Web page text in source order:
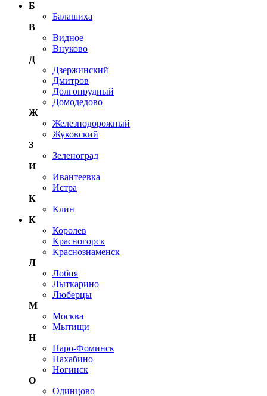
Б
Балашиха
В
Видное
Внуково
Д
Дзержинский
Дмитров
Долгопрудный
Домодедово
Ж
Железнодорожный
Жуковский
З
Зеленоград
И
Ивантеевка
Истра
К
Клин
К
Королев
Красногорск
Краснознаменск
Л
Лобня
Лыткарино
Люберцы
М
Москва
Мытищи
Н
Наро-Фоминск
Нахабино
Ногинск
О
Одинцово